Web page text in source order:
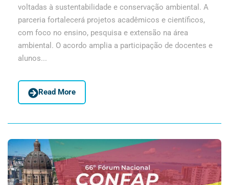
voltadas à sustentabilidade e conservação ambiental. A
parceria fortalecerá projetos acadêmicos e científicos,
com foco no ensino, pesquisa e extensão na área
ambiental. O acordo amplia a participação de docentes e
alunos...
Read More